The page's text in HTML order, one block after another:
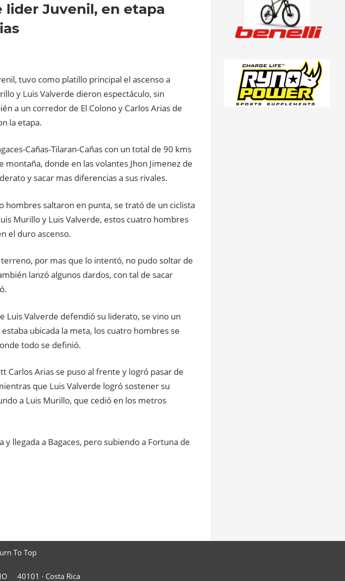
lider Juvenil, en etapa
tuvo como platillo principal el ascenso a
y Luis Valverde dieron espectáculo, sin
a un corredor de El Colono y Carlos Arias de
la etapa.
Cañas-Tilaran-Cañas con un total de 90 kms
donde en las volantes Jhon Jimenez de
y sacar mas diferencias a sus rivales.
hombres saltaron en punta, se trató de un ciclista
Murillo y Luis Valverde, estos cuatro hombres
el duro ascenso.
por mas que lo intentó, no pudo soltar de
lanzó algunos dardos, con tal de sacar
Luis Valverde defendió su liderato, se vino un
ubicada la meta, los cuatro hombres se
todo se definió.
Carlos Arias se puso al frente y logró pasar de
que Luis Valverde logró sostener su
a Luis Murillo, que cedió en los metros
y llegada a Bagaces, pero subiendo a Fortuna de
To Top
40101 · Costa Rica